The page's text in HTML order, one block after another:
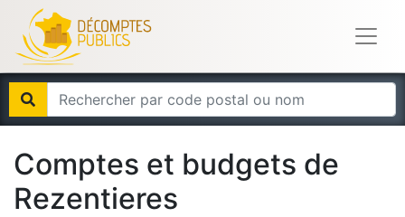
Comptes et budgets de
Rezentieres